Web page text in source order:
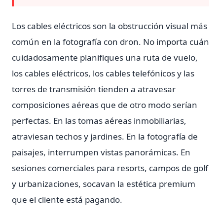
Los cables eléctricos son la obstrucción visual más
común en la fotografía con dron. No importa cuán
cuidadosamente planifiques una ruta de vuelo,
los cables eléctricos, los cables telefónicos y las
torres de transmisión tienden a atravesar
composiciones aéreas que de otro modo serían
perfectas. En las tomas aéreas inmobiliarias,
atraviesan techos y jardines. En la fotografía de
paisajes, interrumpen vistas panorámicas. En
sesiones comerciales para resorts, campos de golf
y urbanizaciones, socavan la estética premium
que el cliente está pagando.